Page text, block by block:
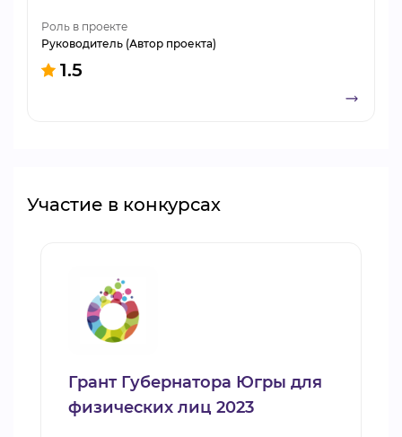
Роль в проекте
Руководитель (Автор проекта)
1.5
Участие в конкурсах
Грант Губернатора Югры для
физических лиц 2023